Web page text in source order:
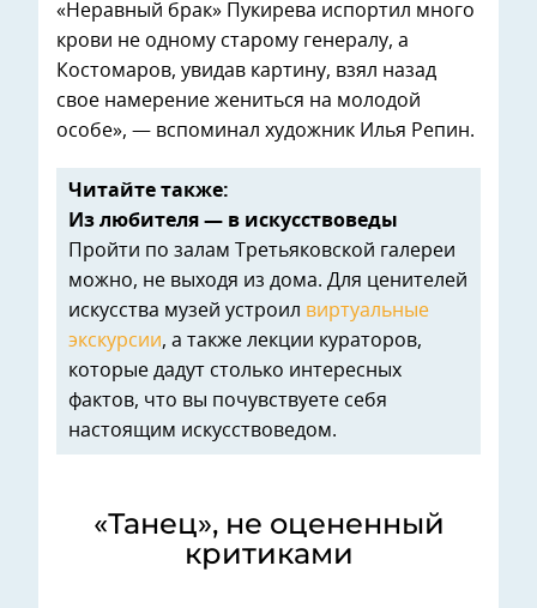
«Неравный брак» Пукирева испортил много
крови не одному старому генералу, а
Костомаров, увидав картину, взял назад
свое намерение жениться на молодой
особе», — вспоминал художник Илья Репин.
Читайте также:
Из любителя — в искусствоведы
Пройти по залам Третьяковской галереи
можно, не выходя из дома. Для ценителей
искусства музей устроил виртуальные
экскурсии, а также лекции кураторов,
которые дадут столько интересных
фактов, что вы почувствуете себя
настоящим искусствоведом.
«Танец», не оцененный
критиками